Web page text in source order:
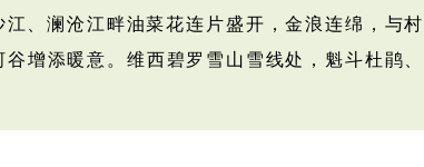
、澜沧江畔油菜花连片盛开，金浪连绵，与村
增添暖意。维西碧罗雪山雪线处，魁斗杜鹃、